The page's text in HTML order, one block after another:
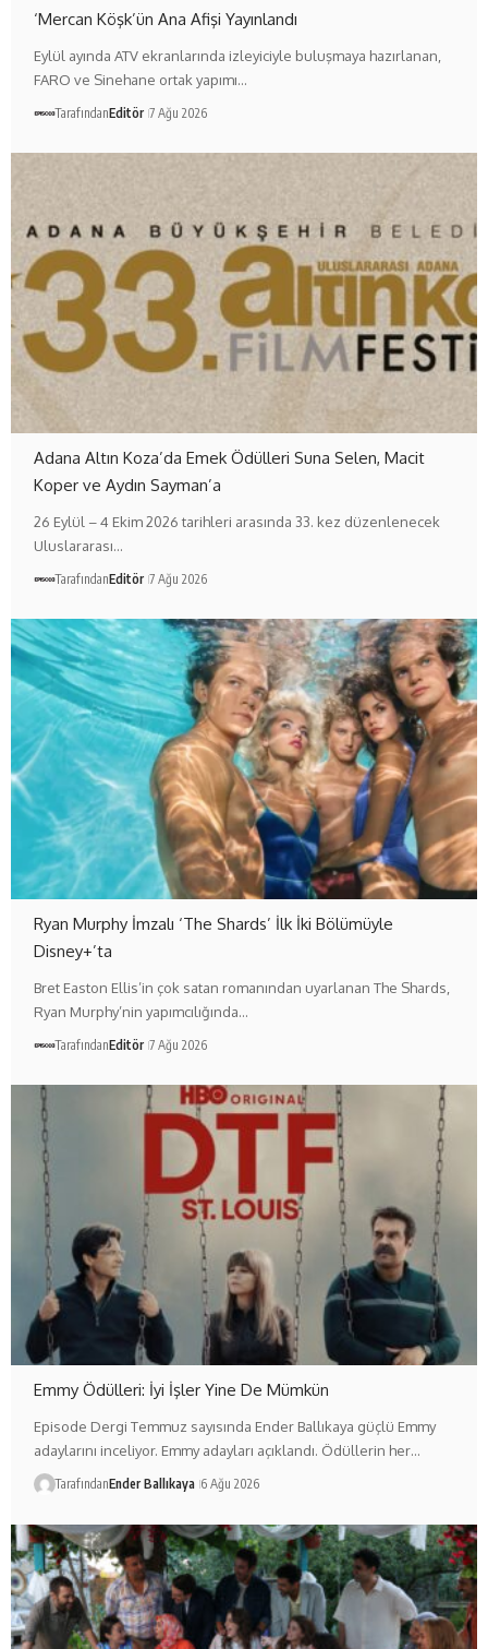
‘Mercan Köşk’ün Ana Afişi Yayınlandı
Eylül ayında ATV ekranlarında izleyiciyle buluşmaya hazırlanan,
FARO ve Sinehane ortak yapımı…
TarafındanEditör 7 Ağu 2026
Adana Altın Koza’da Emek Ödülleri Suna Selen, Macit
Koper ve Aydın Sayman’a
26 Eylül – 4 Ekim 2026 tarihleri arasında 33. kez düzenlenecek
Uluslararası…
TarafındanEditör 7 Ağu 2026
Ryan Murphy İmzalı ‘The Shards’ İlk İki Bölümüyle
Disney+’ta
Bret Easton Ellis’in çok satan romanından uyarlanan The Shards,
Ryan Murphy’nin yapımcılığında…
TarafındanEditör 7 Ağu 2026
Emmy Ödülleri: İyi İşler Yine De Mümkün
Episode Dergi Temmuz sayısında Ender Ballıkaya güçlü Emmy
adaylarını inceliyor. Emmy adayları açıklandı. Ödüllerin her…
TarafındanEnder Ballıkaya 6 Ağu 2026